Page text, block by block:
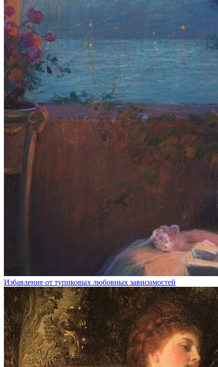
Избавление от тупиковых любовных зависимостей